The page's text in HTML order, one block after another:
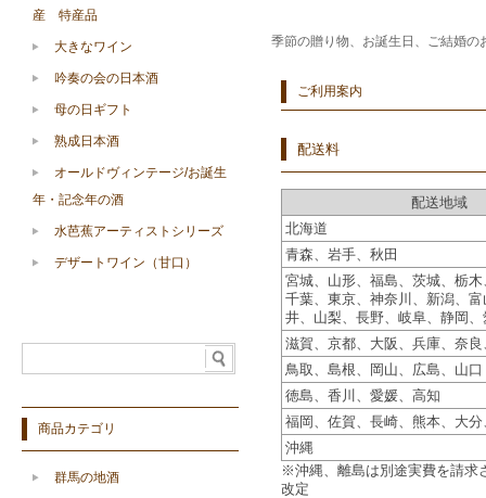
季節の贈り物、お誕生日、ご結婚
ご利用案内
配送料
配送地域
北海道
青森、岩手、秋田
宮城、山形、福島、茨城、栃
千葉、東京、神奈川、新潟、
井、山梨、長野、岐阜、静岡
滋賀、京都、大阪、兵庫、奈
鳥取、島根、岡山、広島、山口
徳島、香川、愛媛、高知
福岡、佐賀、長崎、熊本、大
沖縄
※沖縄、離島は別途実費を請求
改定
産 特産品
大きなワイン
吟奏の会の日本酒
母の日ギフト
熟成日本酒
オールドヴィンテージ/お誕生
年・記念年の酒
水芭蕉アーティストシリーズ
デザートワイン（甘口）
商品カテゴリ
群馬の地酒